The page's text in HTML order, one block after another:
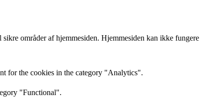
områder af hjemmesiden. Hjemmesiden kan ikke fungere
for the cookies in the category "Analytics".
"Functional".